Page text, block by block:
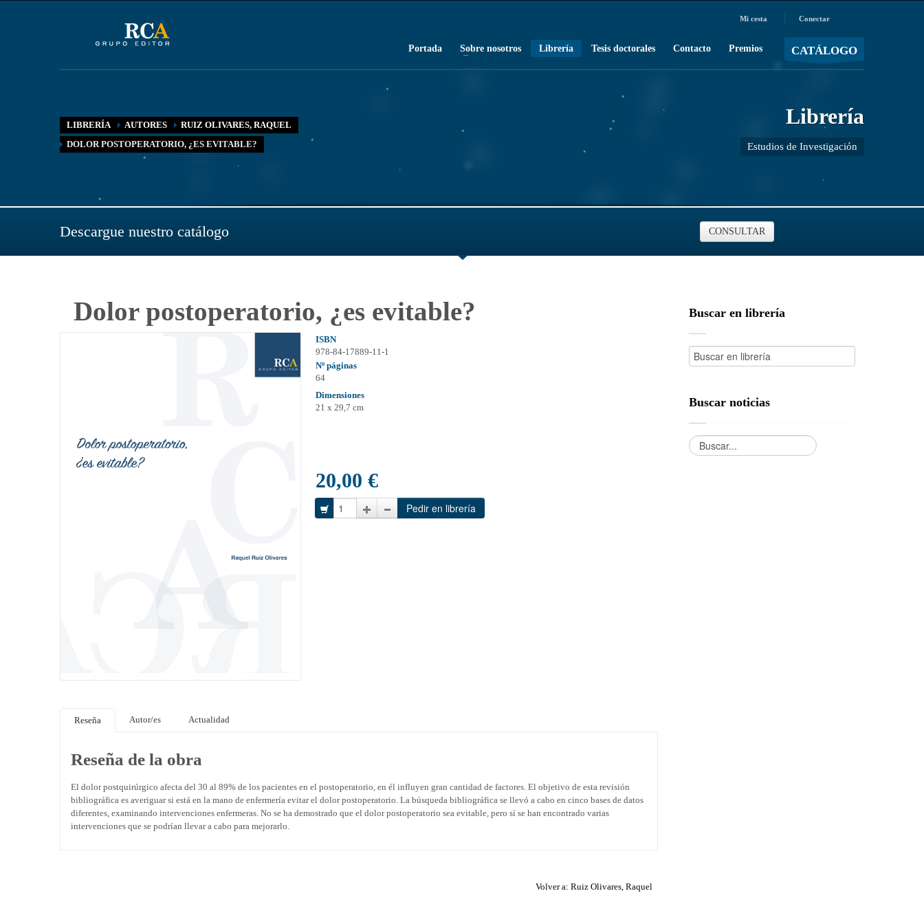
Conectar
Mi cesta
/ MOSTRAR CARRO
CATÁLOGO
Portada Sobre nosotros Librería Tesis doctorales Contacto Premios
LIBRERÍA AUTORES
RUIZ OLIVARES, RAQUEL
DOLOR POSTOPERATORIO, ¿ES EVITABLE?
Librería
Estudios de Investigación
Descargue nuestro catálogo CONSULTAR
Dolor postoperatorio, ¿es evitable?
ISBN
978-84-17889-11-1
Nº páginas
64
Dimensiones
21 x 29,7 cm
20,00 €
Reseña Autor/es Actualidad
Reseña de la obra
El dolor postquirúrgico afecta del 30 al 89% de los pacientes en el postoperatorio, en él influyen gran cantidad de factores. El objetivo de esta revisión
bibliográfica es averiguar si está en la mano de enfermería evitar el dolor postoperatorio. La búsqueda bibliográfica se llevó a cabo en cinco bases de datos
diferentes, examinando intervenciones enfermeras. No se ha demostrado que el dolor postoperatorio sea evitable, pero sí se han encontrado varias
intervenciones que se podrían llevar a cabo para mejorarlo.
Volver a: Ruiz Olivares, Raquel
Buscar en librería
Buscar noticias